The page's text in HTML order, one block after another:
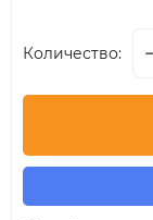
Количество: